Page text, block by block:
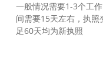
一般情况需要1-3个工
间需要15天左右，执
足60天均为新执照